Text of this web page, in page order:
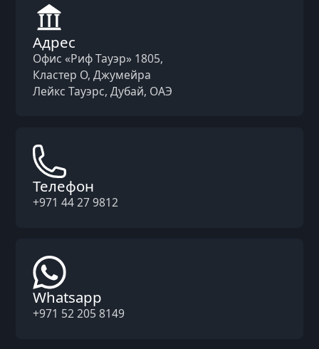
Адрес
Офис «Риф Тауэр» 1805,
Кластер O, Джумейра
Лейкс Тауэрс, Дубай, ОАЭ
Телефон
+971 44 27 9812
Whatsapp
+971 52 205 8149